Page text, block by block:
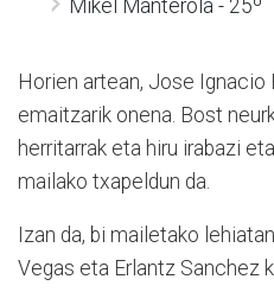
Mikel Manterola - 25º
Horien artean, Jose Ignacio
emaitzarik onena. Bost
herritarrak eta hiru irabazi
mailako txapeldun da.
Izan da, bi mailetako
Vegas eta Erlantz Sanchez